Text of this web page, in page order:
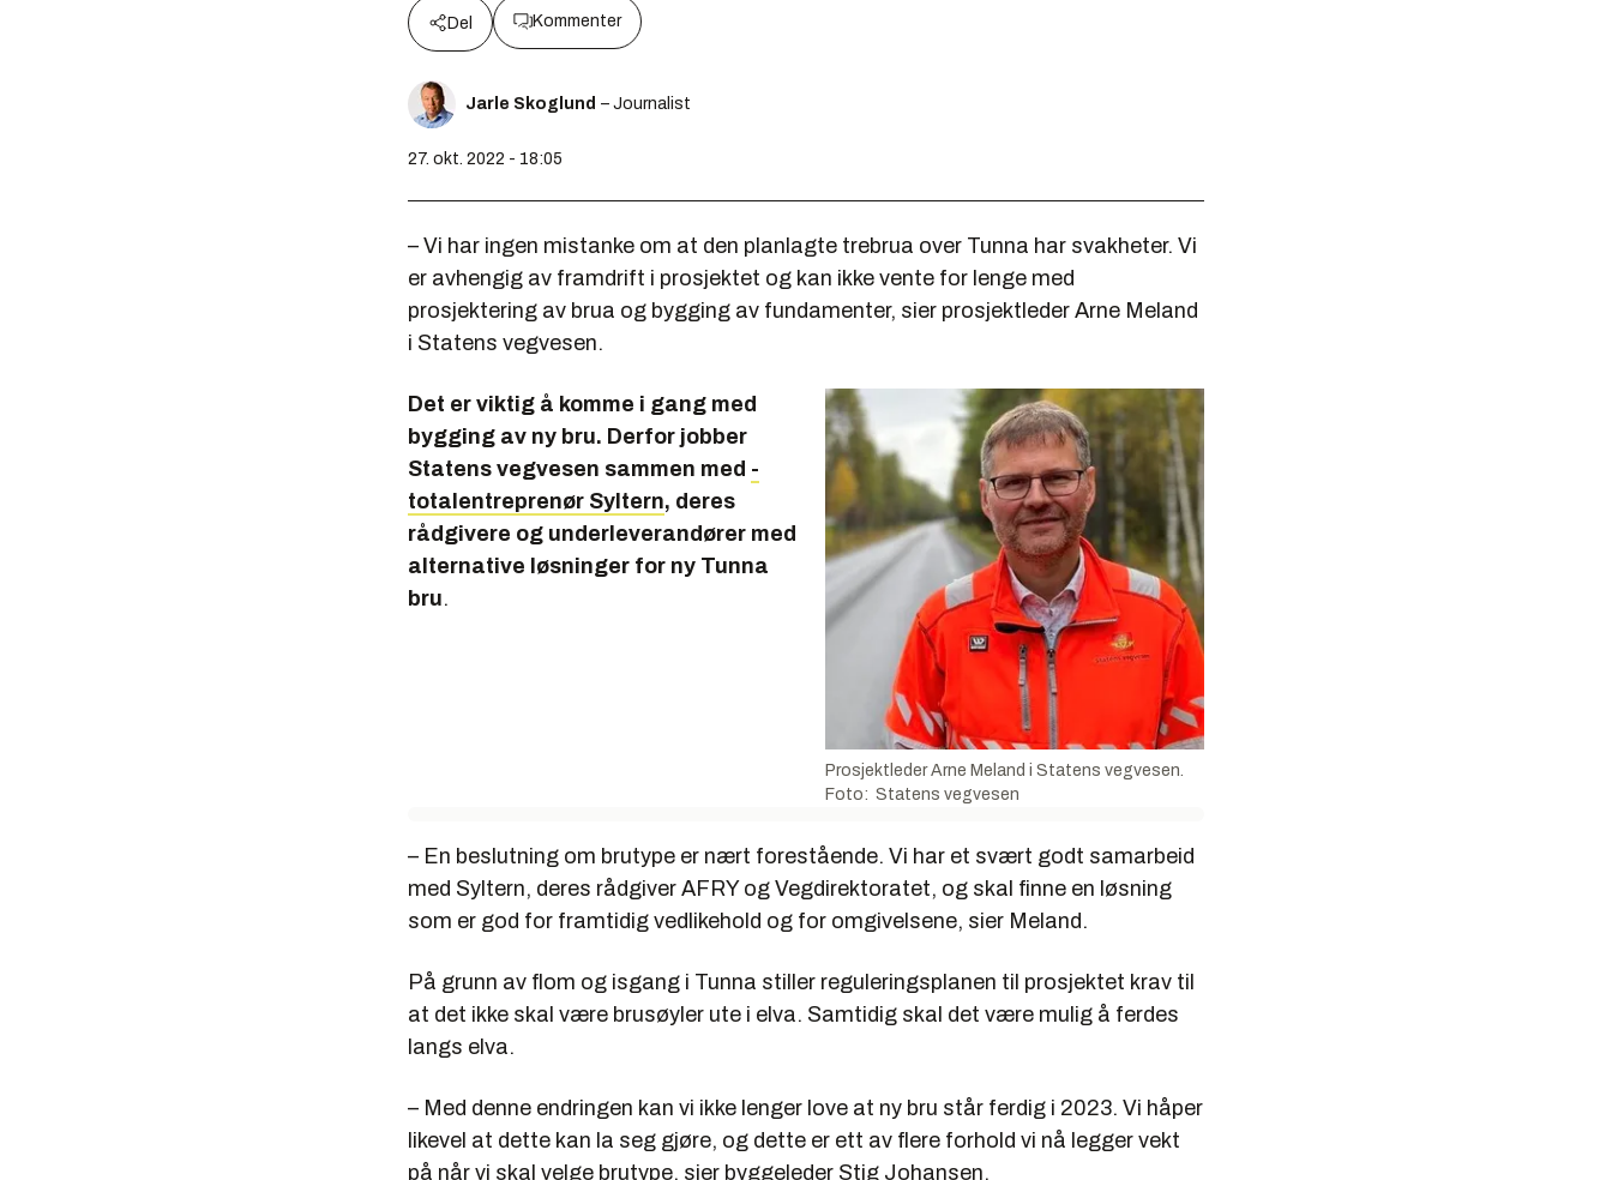
Del Kommenter
Jarle Skoglund – Journalist
27. okt. 2022 - 18:05
– Vi har ingen mistanke om at den planlagte trebrua over Tunna har svakheter. Vi
er avhengig av framdrift i prosjektet og kan ikke vente for lenge med
prosjektering av brua og bygging av fundamenter, sier prosjektleder Arne Meland
i Statens vegvesen.
Prosjektleder Arne Meland i Statens vegvesen.
Foto: Statens vegvesen
Det er viktig å komme i gang med
bygging av ny bru. Derfor jobber
Statens vegvesen sammen med ­
totalentreprenør Syltern, deres
rådgivere og underleverandører med
alternative løsninger for ny Tunna
bru.
– En beslutning om brutype er nært forestående. Vi har et svært godt samarbeid
med Syltern, deres rådgiver AFRY og Vegdirektoratet, og skal finne en løsning
som er god for framtidig vedlikehold og for omgivelsene, sier Meland.
På grunn av flom og isgang i Tunna stiller reguleringsplanen til prosjektet krav til
at det ikke skal være brusøyler ute i elva. Samtidig skal det være mulig å ferdes
langs elva.
– Med denne endringen kan vi ikke lenger love at ny bru står ferdig i 2023. Vi håper
likevel at dette kan la seg gjøre, og dette er ett av flere forhold vi nå legger vekt
på når vi skal velge brutype, sier byggeleder Stig Johansen.